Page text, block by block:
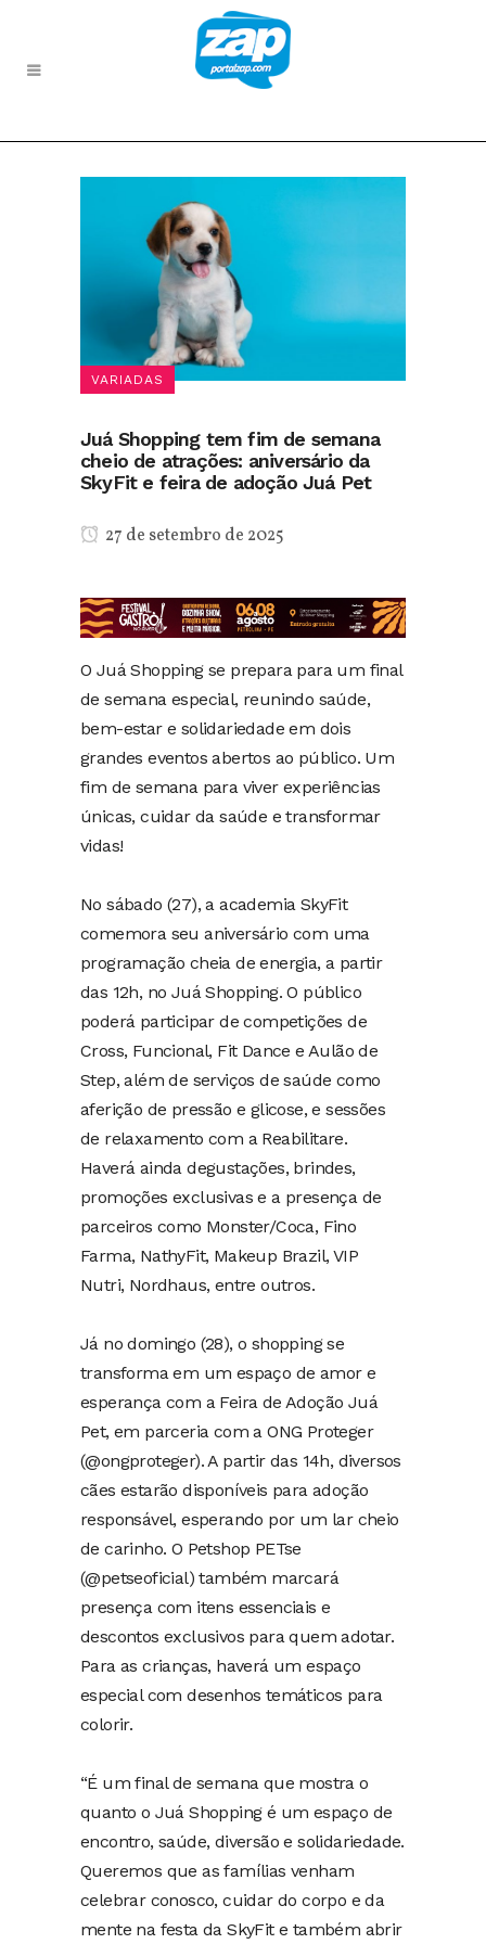
VARIADAS
Juá Shopping tem fim de semana
cheio de atrações: aniversário da
SkyFit e feira de adoção Juá Pet
27 de setembro de 2025
O Juá Shopping se prepara para um final
de semana especial, reunindo saúde,
bem-estar e solidariedade em dois
grandes eventos abertos ao público. Um
fim de semana para viver experiências
únicas, cuidar da saúde e transformar
vidas!
No sábado (27), a academia SkyFit
comemora seu aniversário com uma
programação cheia de energia, a partir
das 12h, no Juá Shopping. O público
poderá participar de competições de
Cross, Funcional, Fit Dance e Aulão de
Step, além de serviços de saúde como
aferição de pressão e glicose, e sessões
de relaxamento com a Reabilitare.
Haverá ainda degustações, brindes,
promoções exclusivas e a presença de
parceiros como Monster/Coca, Fino
Farma, NathyFit, Makeup Brazil, VIP
Nutri, Nordhaus, entre outros.
Já no domingo (28), o shopping se
transforma em um espaço de amor e
esperança com a Feira de Adoção Juá
Pet, em parceria com a ONG Proteger
(@ongproteger). A partir das 14h, diversos
cães estarão disponíveis para adoção
responsável, esperando por um lar cheio
de carinho. O Petshop PETse
(@petseoficial) também marcará
presença com itens essenciais e
descontos exclusivos para quem adotar.
Para as crianças, haverá um espaço
especial com desenhos temáticos para
colorir.
“É um final de semana que mostra o
quanto o Juá Shopping é um espaço de
encontro, saúde, diversão e solidariedade.
Queremos que as famílias venham
celebrar conosco, cuidar do corpo e da
mente na festa da SkyFit e também abrir